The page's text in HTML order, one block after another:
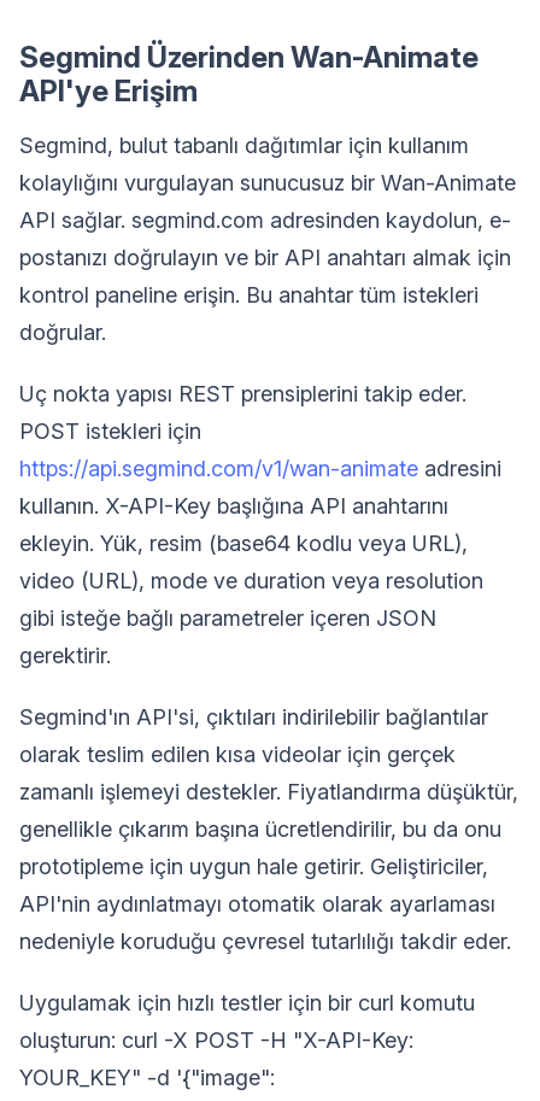
Segmind Üzerinden Wan-Animate
API'ye Erişim
Segmind, bulut tabanlı dağıtımlar için kullanım
kolaylığını vurgulayan sunucusuz bir Wan-Animate
API sağlar. segmind.com adresinden kaydolun, e-
postanızı doğrulayın ve bir API anahtarı almak için
kontrol paneline erişin. Bu anahtar tüm istekleri
doğrular.
Uç nokta yapısı REST prensiplerini takip eder.
POST istekleri için
https://api.segmind.com/v1/wan-animate adresini
kullanın. X-API-Key başlığına API anahtarını
ekleyin. Yük, resim (base64 kodlu veya URL),
video (URL), mode ve duration veya resolution
gibi isteğe bağlı parametreler içeren JSON
gerektirir.
Segmind'ın API'si, çıktıları indirilebilir bağlantılar
olarak teslim edilen kısa videolar için gerçek
zamanlı işlemeyi destekler. Fiyatlandırma düşüktür,
genellikle çıkarım başına ücretlendirilir, bu da onu
prototipleme için uygun hale getirir. Geliştiriciler,
API'nin aydınlatmayı otomatik olarak ayarlaması
nedeniyle koruduğu çevresel tutarlılığı takdir eder.
Uygulamak için hızlı testler için bir curl komutu
oluşturun: curl -X POST -H "X-API-Key:
YOUR_KEY" -d '{"image":